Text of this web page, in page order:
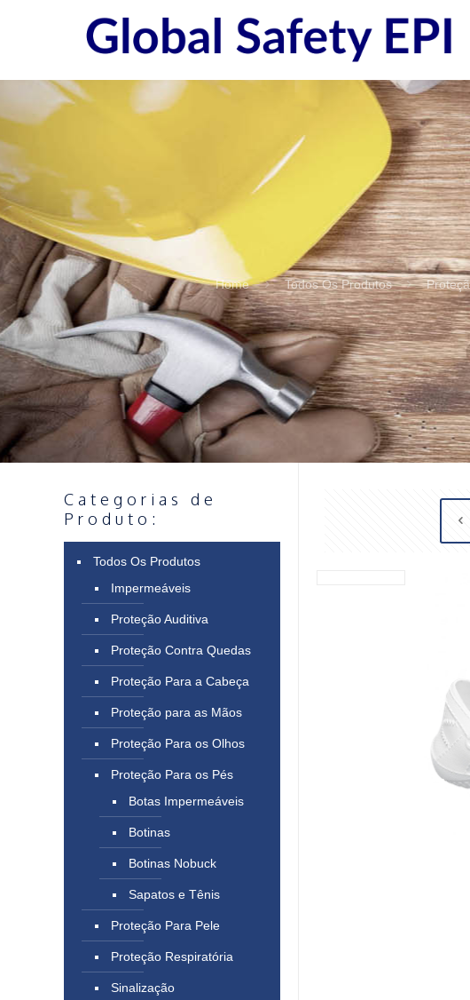
Home Todos Os Produtos
Categorias de
Produto:
Todos Os Produtos
Impermeáveis
Proteção Auditiva
Proteção Contra Quedas
Proteção Para a Cabeça
Proteção para as Mãos
Proteção Para os Olhos
Proteção Para os Pés
Botas Impermeáveis
Botinas
Botinas Nobuck
Sapatos e Tênis
Proteção Para Pele
Proteção Respiratória
Sinalização